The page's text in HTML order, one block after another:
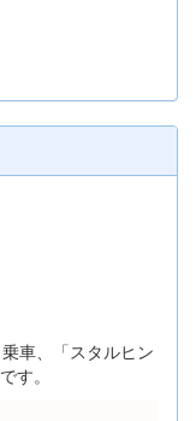
車、「スタルヒン
す。